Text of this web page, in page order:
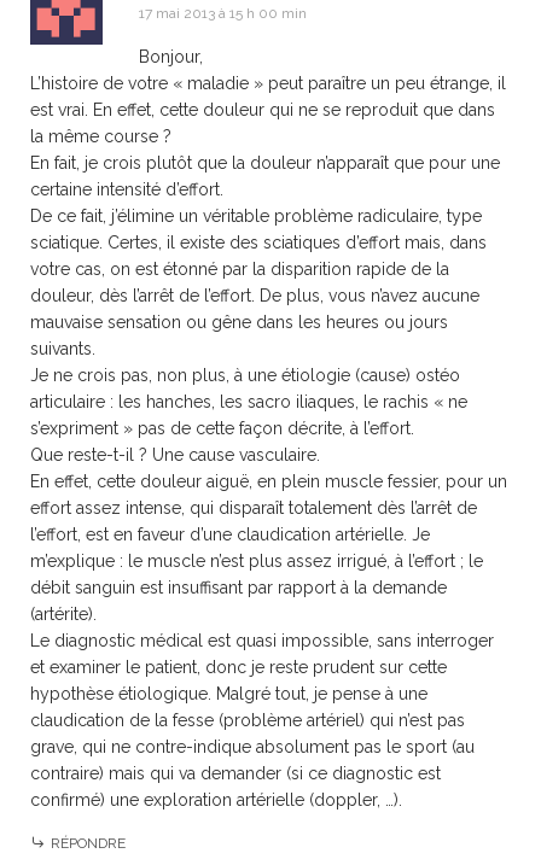
17 mai 2013 à 15 h 00 min
Bonjour,
L’histoire de votre « maladie » peut paraître un peu étrange, il
est vrai. En effet, cette douleur qui ne se reproduit que dans
la même course ?
En fait, je crois plutôt que la douleur n’apparaît que pour une
certaine intensité d’effort.
De ce fait, j’élimine un véritable problème radiculaire, type
sciatique. Certes, il existe des sciatiques d’effort mais, dans
votre cas, on est étonné par la disparition rapide de la
douleur, dès l’arrêt de l’effort. De plus, vous n’avez aucune
mauvaise sensation ou gêne dans les heures ou jours
suivants.
Je ne crois pas, non plus, à une étiologie (cause) ostéo
articulaire : les hanches, les sacro iliaques, le rachis « ne
s’expriment » pas de cette façon décrite, à l’effort.
Que reste-t-il ? Une cause vasculaire.
En effet, cette douleur aiguë, en plein muscle fessier, pour un
effort assez intense, qui disparaît totalement dès l’arrêt de
l’effort, est en faveur d’une claudication artérielle. Je
m’explique : le muscle n’est plus assez irrigué, à l’effort ; le
débit sanguin est insuffisant par rapport à la demande
(artérite).
Le diagnostic médical est quasi impossible, sans interroger
et examiner le patient, donc je reste prudent sur cette
hypothèse étiologique. Malgré tout, je pense à une
claudication de la fesse (problème artériel) qui n’est pas
grave, qui ne contre-indique absolument pas le sport (au
contraire) mais qui va demander (si ce diagnostic est
confirmé) une exploration artérielle (doppler, …).
RÉPONDRE